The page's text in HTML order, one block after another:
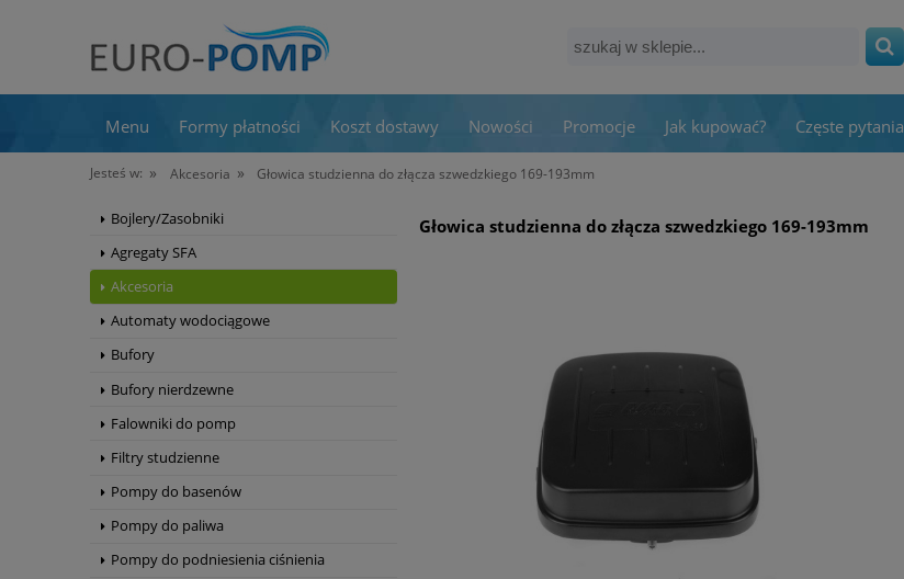
Menu Formy płatności Koszt dostawy Nowości Promocje Jak kupować? Częste pytania
Jesteś w: » Akcesoria » Głowica studzienna do złącza szwedzkiego 169-193mm
Bojlery/Zasobniki
Agregaty SFA
Akcesoria
Automaty wodociągowe
Bufory
Bufory nierdzewne
Falowniki do pomp
Filtry studzienne
Pompy do basenów
Pompy do paliwa
Pompy do podniesienia ciśnienia
Głowica studzienna do złącza szwedzkiego 169-193mm